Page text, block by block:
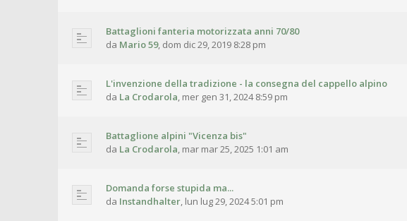
Battaglioni fanteria motorizzata anni 70/80
da Mario 59, dom dic 29, 2019 8:28 pm
L'invenzione della tradizione - la consegna del cappello alpino
da La Crodarola, mer gen 31, 2024 8:59 pm
Battaglione alpini "Vicenza bis"
da La Crodarola, mar mar 25, 2025 1:01 am
Domanda forse stupida ma...
da Instandhalter, lun lug 29, 2024 5:01 pm